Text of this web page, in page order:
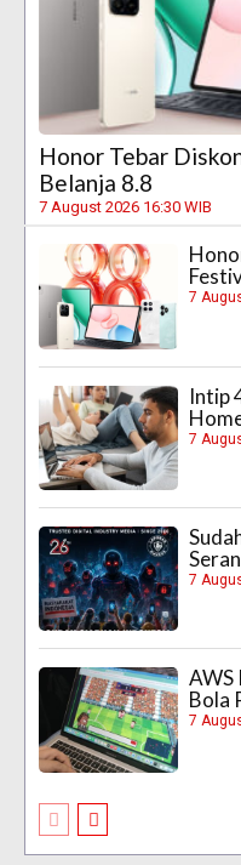
Honor Tebar
Belanja 8.8
7 August 2026 16:30 WIB
7
Intip
7
7
AWS
Bola
7